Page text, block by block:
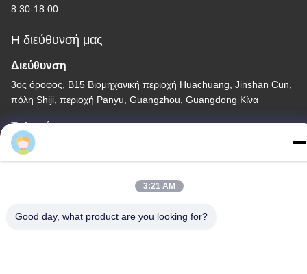
8:30-18:00
Η διεύθυνσή μας
Διεύθυνση
3ος όροφος, Β15 Βιομηχανική περιοχή Huachuang, Jinshan Cun,
πόλη Shiji, περιοχή Panyu, Guangzhou, Guangdong Κίνα
Τηλεφώνημα
86-020-3156-0583
3:21 AM
Good day, what product are you looking for?